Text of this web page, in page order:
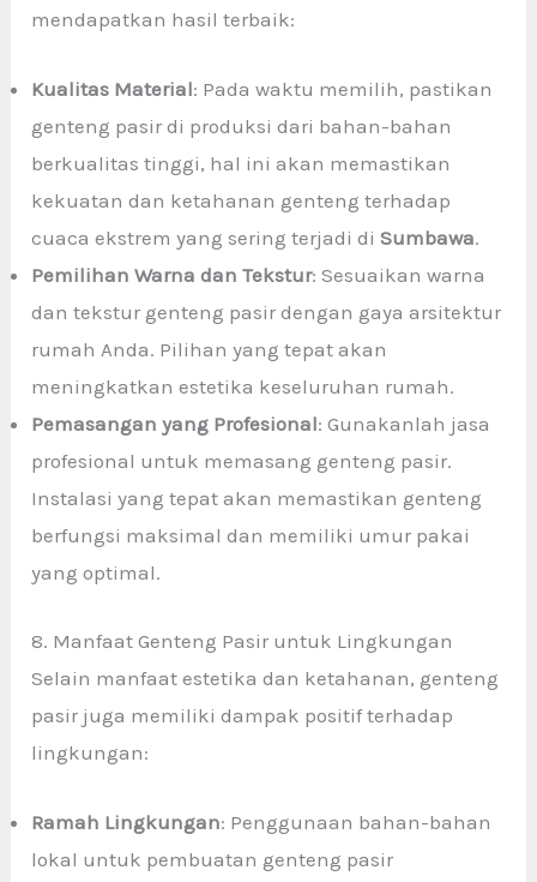
mendapatkan hasil terbaik:
Kualitas Material: Pada waktu memilih, pastikan
genteng pasir di produksi dari bahan-bahan
berkualitas tinggi, hal ini akan memastikan
kekuatan dan ketahanan genteng terhadap
cuaca ekstrem yang sering terjadi diSumbawa.
Pemilihan Warna dan Tekstur: Sesuaikan warna
dan tekstur genteng pasir dengan gaya arsitektur
rumah Anda. Pilihan yang tepat akan
meningkatkan estetika keseluruhan rumah.
Pemasangan yang Profesional: Gunakanlah jasa
profesional untuk memasang genteng pasir.
Instalasi yang tepat akan memastikan genteng
berfungsi maksimal dan memiliki umur pakai
yang optimal.
8. Manfaat Genteng Pasir untuk Lingkungan
Selain manfaat estetika dan ketahanan, genteng
pasir juga memiliki dampak positif terhadap
lingkungan:
Ramah Lingkungan: Penggunaan bahan-bahan
lokal untuk pembuatan genteng pasir